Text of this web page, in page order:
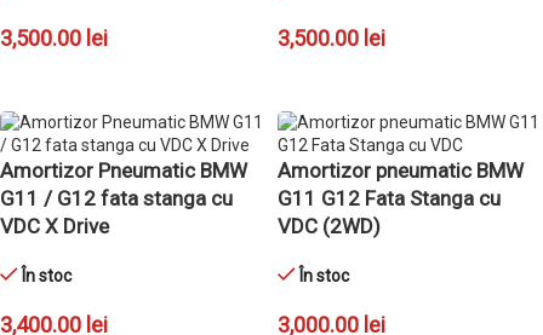
3,500.00 lei 3,500.00 lei
Amortizor Pneumatic BMW
G11 / G12 fata stanga cu
VDC X Drive
În stoc
3,400.00 lei
Amortizor pneumatic BMW
G11 G12 Fata Stanga cu
VDC (2WD)
În stoc
3,000.00 lei